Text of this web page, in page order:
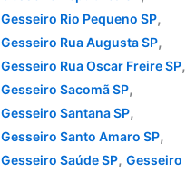
Gesseiro Rio Pequeno SP,
Gesseiro Rua Augusta SP,
Gesseiro Rua Oscar Freire SP,
Gesseiro Sacomã SP,
Gesseiro Santana SP,
Gesseiro Santo Amaro SP,
Gesseiro Saúde SP, Gesseiro